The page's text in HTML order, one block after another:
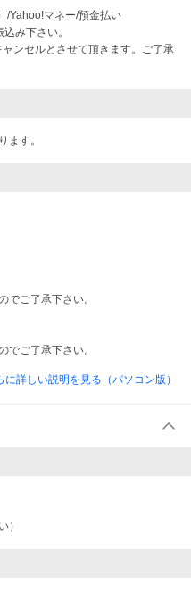
/Yahoo!マネー/預金払い
み下さい。
ンセルとさせて頂きます。ご了承
ます。
でご了承下さい。
でご了承下さい。
に詳しい説明を見る（パソコン版）
）